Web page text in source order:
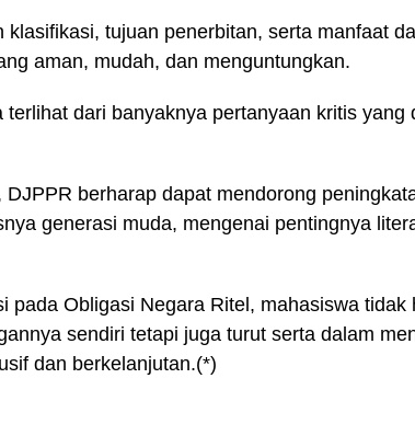
klasifikasi, tujuan penerbitan, serta manfaat
aman, mudah, dan menguntungkan.
terlihat dari banyaknya pertanyaan kritis yang
DJPPR berharap dapat mendorong
generasi muda, mengenai pentingnya
pada Obligasi Negara Ritel, mahasiswa tidak
sendiri tetapi juga turut serta dalam
dan berkelanjutan.(*)